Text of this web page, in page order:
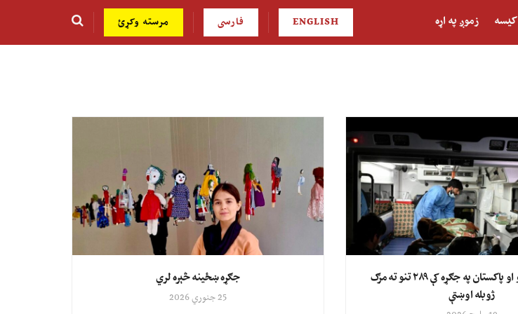
کیسه زموږ په اړه ENGLISH فارسی مرسته وکړئ
اوچا: د طالبانو او پاکستان په جګړه کې ۲۸۹ تنو ته مرګ
ژوبله اوښتې
جګړه ښځینه څېره لري
25 جنوري 2026